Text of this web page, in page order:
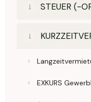
STEUER (-
EXKURS